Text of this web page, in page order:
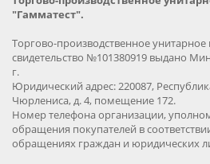
"Гамматест".
Торгово-производственное
свидетельство №101380919 выдано
г.
Юридический адрес: 220087,
Чюрлениса, д. 4, помещение 172.
Номер телефона организации,
обращения покупателей в
обращениях граждан и юридических